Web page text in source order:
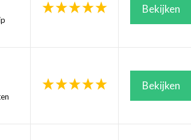
Bekijken
Bekijken